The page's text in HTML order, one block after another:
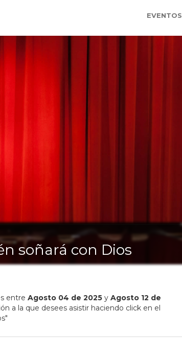
EVENTOS
soñará con Dios
entre Agosto 04 de 2025y Agosto 12 de
a la que desees asistir haciendo click en el